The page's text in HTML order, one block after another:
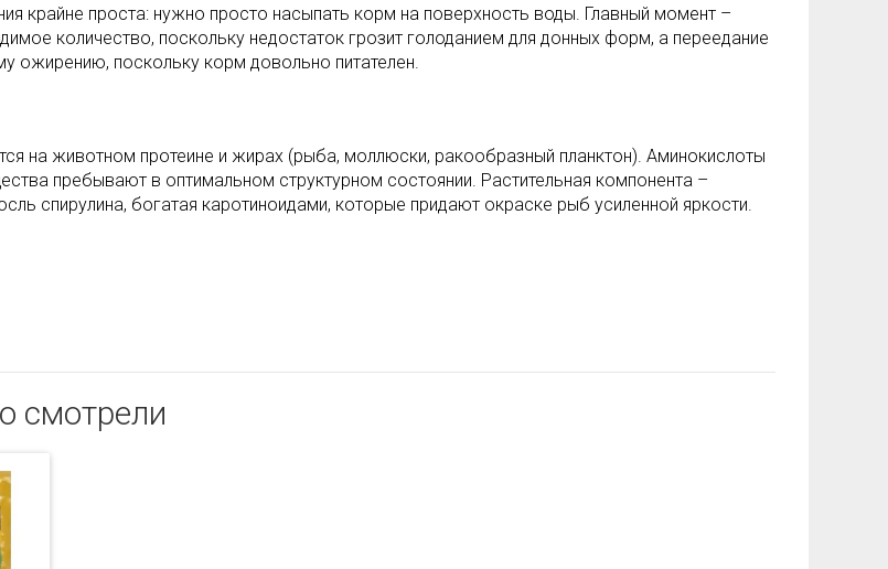
крайне проста: нужно просто насыпать корм на поверхность воды. Главный момент –
количество, поскольку недостаток грозит голоданием для донных форм, а переедание
ожирению, поскольку корм довольно питателен.
на животном протеине и жирах (рыба, моллюски, ракообразный планктон). Аминокислоты
пребывают в оптимальном структурном состоянии. Растительная компонента –
спирулина, богатая каротиноидами, которые придают окраске рыб усиленной яркости.
смотрели